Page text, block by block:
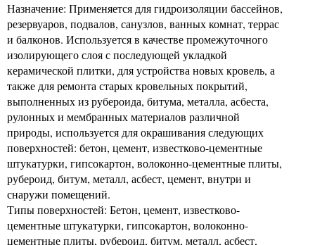
Назначение: Применяется для гидроизоляции бассейнов,
резервуаров, подвалов, санузлов, ванных комнат, террас
и балконов. Используется в качестве промежуточного
изолирующего слоя с последующей укладкой
керамической плитки, для устройства новых кровель, а
также для ремонта старых кровельных покрытий,
выполненных из рубероида, битума, металла, асбеста,
рулонных и мембранных материалов различной
природы, используется для окрашивания следующих
поверхностей: бетон, цемент, известково-цементные
штукатурки, гипсокартон, волоконно-цементные плиты,
рубероид, битум, металл, асбест, цемент, внутри и
снаружи помещений.
Типы поверхностей: Бетон, цемент, известково-
цементные штукатурки, гипсокартон, волоконно-
цементные плиты, рубероид, битум, металл, асбест,